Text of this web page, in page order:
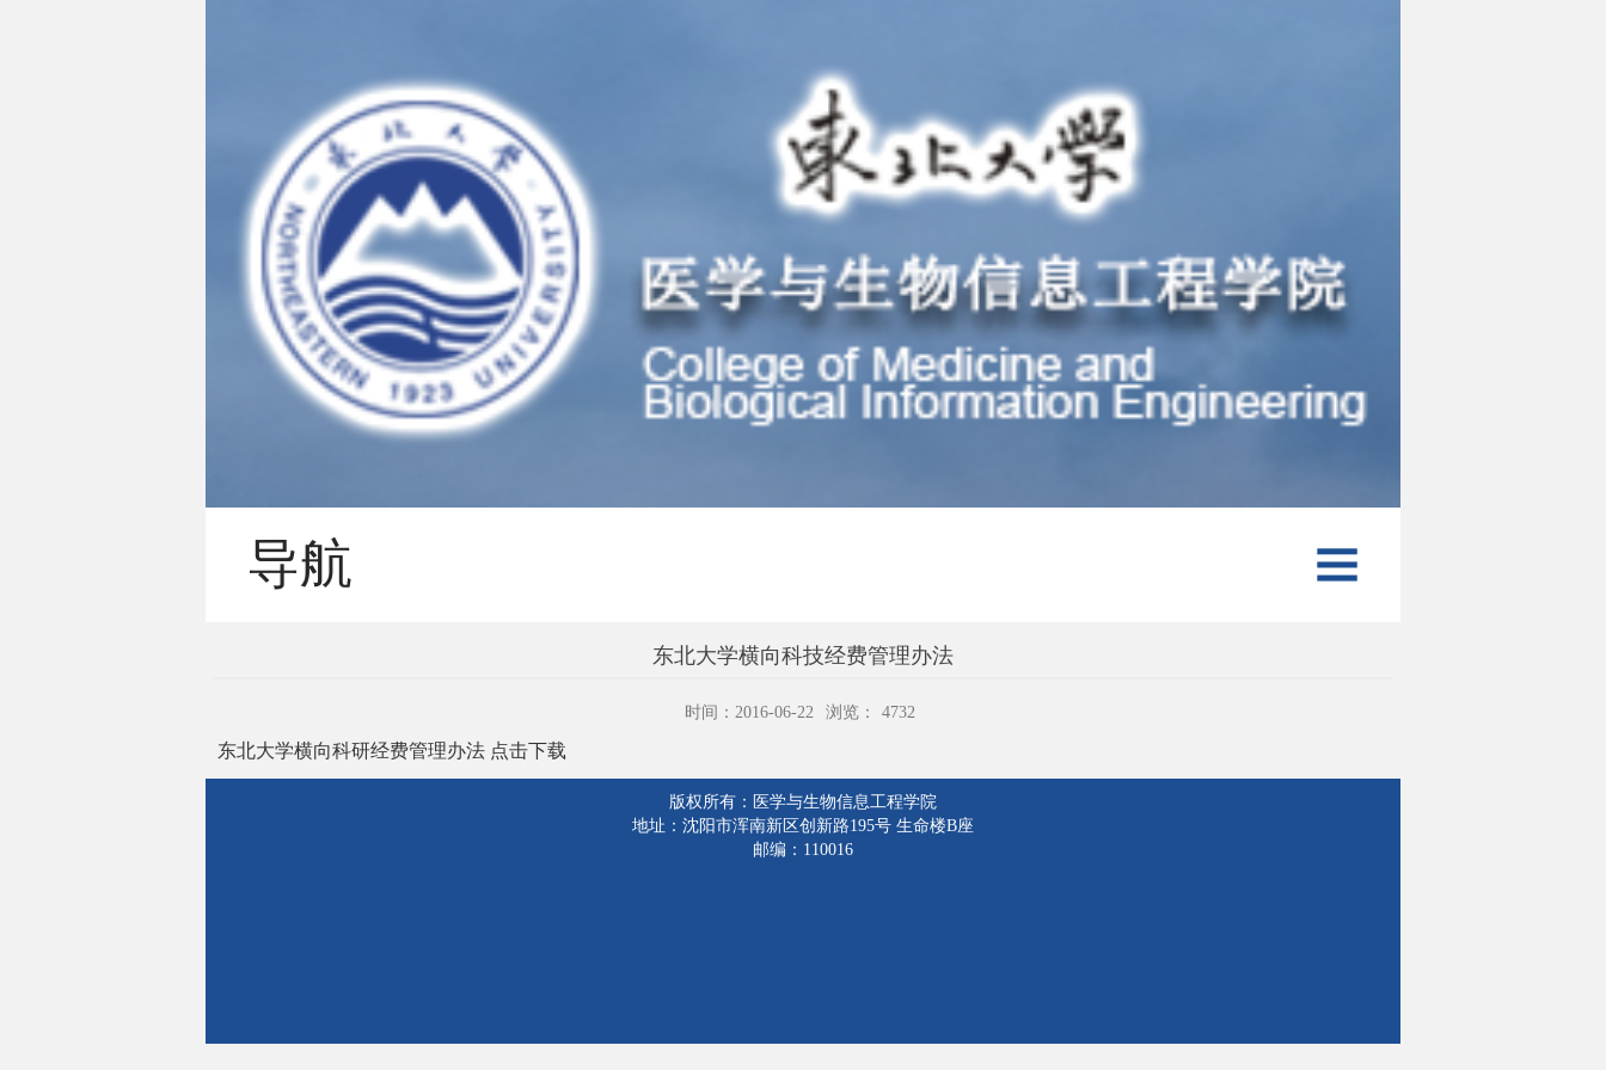
导航
东北大学横向科技经费管理办法
时间：2016-06-22 浏览： 4732
东北大学横向科研经费管理办法 点击下载
版权所有：医学与生物信息工程学院
地址：沈阳市浑南新区创新路195号 生命楼B座
邮编：110016